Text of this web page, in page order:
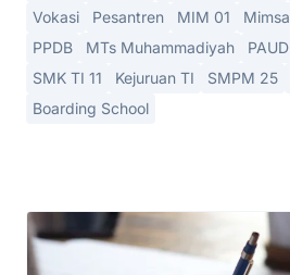
Vokasi
Pesantren MIM 01 Mimsa
PPDB
MTs Muhammadiyah PAUD
SMK TI 11
Kejuruan TI SMPM 25
Boarding School